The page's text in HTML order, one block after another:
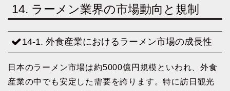
14. ラーメン業界の市場動向と規制
14-1. 外食産業におけるラーメン市場の成長性
日本のラーメン市場は約5000億円規模といわれ、外食
産業の中でも安定した需要を誇ります。特に訪日観光